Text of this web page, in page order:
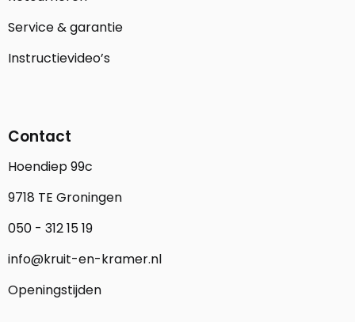
Service & garantie
Instructievideo’s
Contact
Hoendiep 99c
9718 TE Groningen
050 - 312 15 19
info@kruit-en-kramer.nl
Openingstijden